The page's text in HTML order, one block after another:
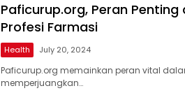
Paficurup.org, Peran
Profesi Farmasi
Health July 20, 2024
Paficurup.org memainkan peran vital
memperjuangkan…